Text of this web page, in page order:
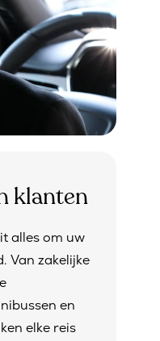
klanten
alles om uw
Van zakelijke
en
elke reis